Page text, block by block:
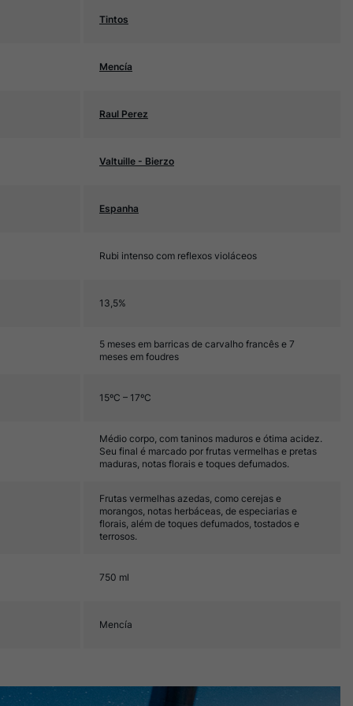
Tintos
Mencía
Raul Perez
Valtuille - Bierzo
Espanha
Rubi intenso com reflexos violáceos
13,5%
5 meses em barricas de carvalho francês e 7
meses em foudres
15ºC – 17ºC
Médio corpo, com taninos maduros e ótima acidez.
Seu final é marcado por frutas vermelhas e pretas
maduras, notas florais e toques defumados.
Frutas vermelhas azedas, como cerejas e
morangos, notas herbáceas, de especiarias e
florais, além de toques defumados, tostados e
terrosos.
750 ml
Mencía